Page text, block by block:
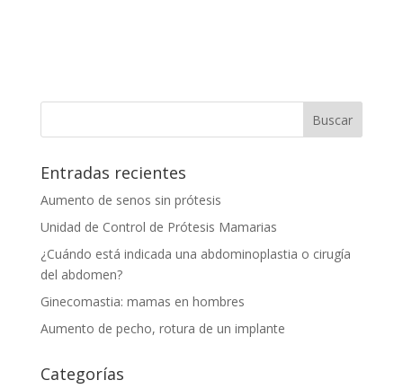
Entradas recientes
Aumento de senos sin prótesis
Unidad de Control de Prótesis Mamarias
¿Cuándo está indicada una abdominoplastia o cirugía
del abdomen?
Ginecomastia: mamas en hombres
Aumento de pecho, rotura de un implante
Categorías